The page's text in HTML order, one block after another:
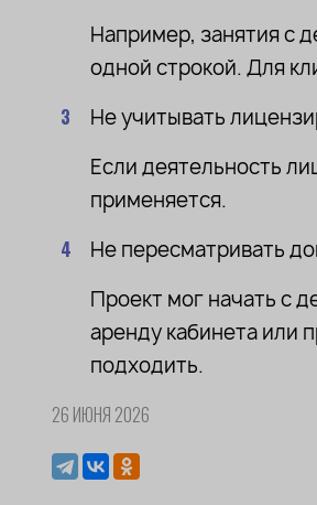
Например, занятия с
одной строкой. Для
Не учитывать
Если деятельность
применяется.
Не пересматривать
Проект мог начать с
аренду кабинета или
подходить.
26 ИЮНЯ 2026